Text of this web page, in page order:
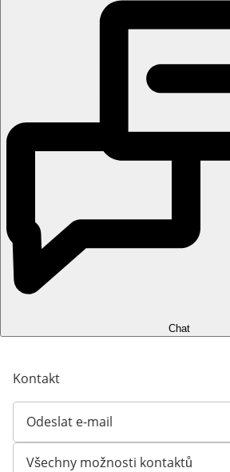
Chat
Kontakt
Odeslat e-mail
Otevírá e-mailového klienta
Všechny možnosti kontaktů